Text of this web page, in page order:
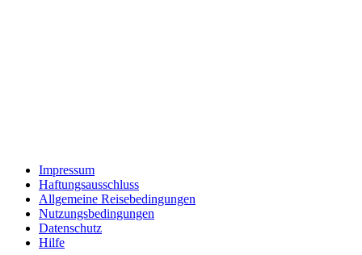
Impressum
Haftungsausschluss
Allgemeine Reisebedingungen
Nutzungsbedingungen
Datenschutz
Hilfe